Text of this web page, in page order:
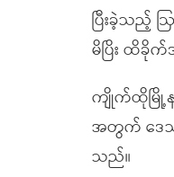
ပြီးခဲ့သည့်
မိပြိး ထိခို
ကျိုက်ထိုမြို့န
အတွက် ဒေသ
သည်။